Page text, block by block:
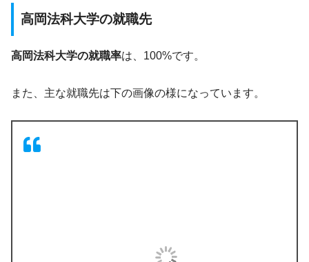
高岡法科大学の就職先
高岡法科大学の就職率は、100%です。
また、主な就職先は下の画像の様になっています。